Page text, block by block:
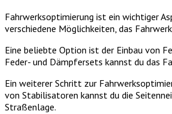
Fahrwerksoptimierung ist ein wichtiger
verschiedene Möglichkeiten, das
Eine beliebte Option ist der Einbau von
Feder- und Dämpfersets kannst du das
Ein weiterer Schritt zur
von Stabilisatoren kannst du die
Straßenlage.